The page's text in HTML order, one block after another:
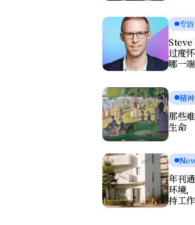
专访
过度
哪一端
精
那些
生命
年刊
环境
持工